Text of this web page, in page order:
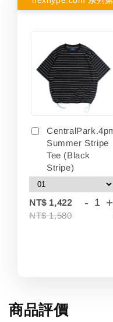
Summer Stripe
Tee (Black
Stripe)
NT$ 1,422
NT$ 1,580
- +
商品評價